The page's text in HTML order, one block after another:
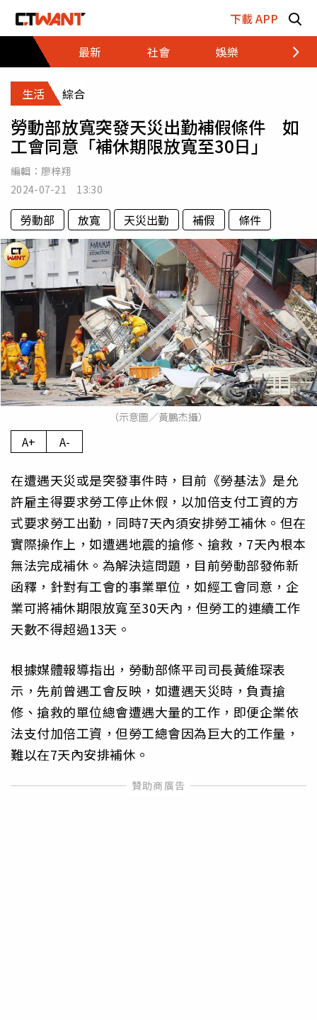
下載 APP
最新
社會 娛樂 財經
生活 綜合
勞動部放寬突發天災出勤補假條件 如
工會同意「補休期限放寬至30日」
編輯： 廖梓翔
2024-07-21 13:30
勞動部 放寬 天災出勤 補假 條件
（示意圖／黃鵬杰攝）
A+ A-
在遭遇天災或是突發事件時，目前《勞基法》是允
許雇主得要求勞工停止休假，以加倍支付工資的方
式要求勞工出勤，同時7天內須安排勞工補休。但在
實際操作上，如遭遇地震的搶修、搶救，7天內根本
無法完成補休。為解決這問題，目前勞動部發佈新
函釋，針對有工會的事業單位，如經工會同意，企
業可將補休期限放寬至30天內，但勞工的連續工作
天數不得超過13天。
根據媒體報導指出，勞動部條平司司長黃維琛表
示，先前曾遇工會反映，如遭遇天災時，負責搶
修、搶救的單位總會遭遇大量的工作，即便企業依
法支付加倍工資，但勞工總會因為巨大的工作量，
難以在7天內安排補休。